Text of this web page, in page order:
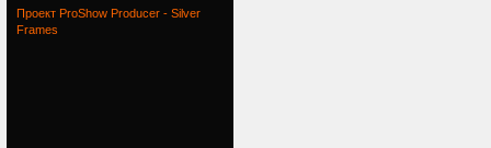
Проект ProShow Producer - Silver
Frames